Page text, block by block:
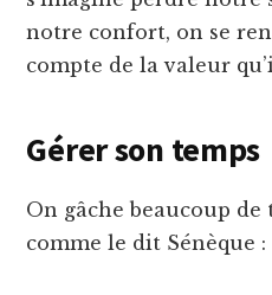
notre confort, on se
compte de la valeur
Gérer son temps
On gâche beaucoup de
comme le dit Sénèque :